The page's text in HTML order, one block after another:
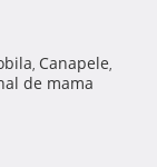
, Canapele,
de mama